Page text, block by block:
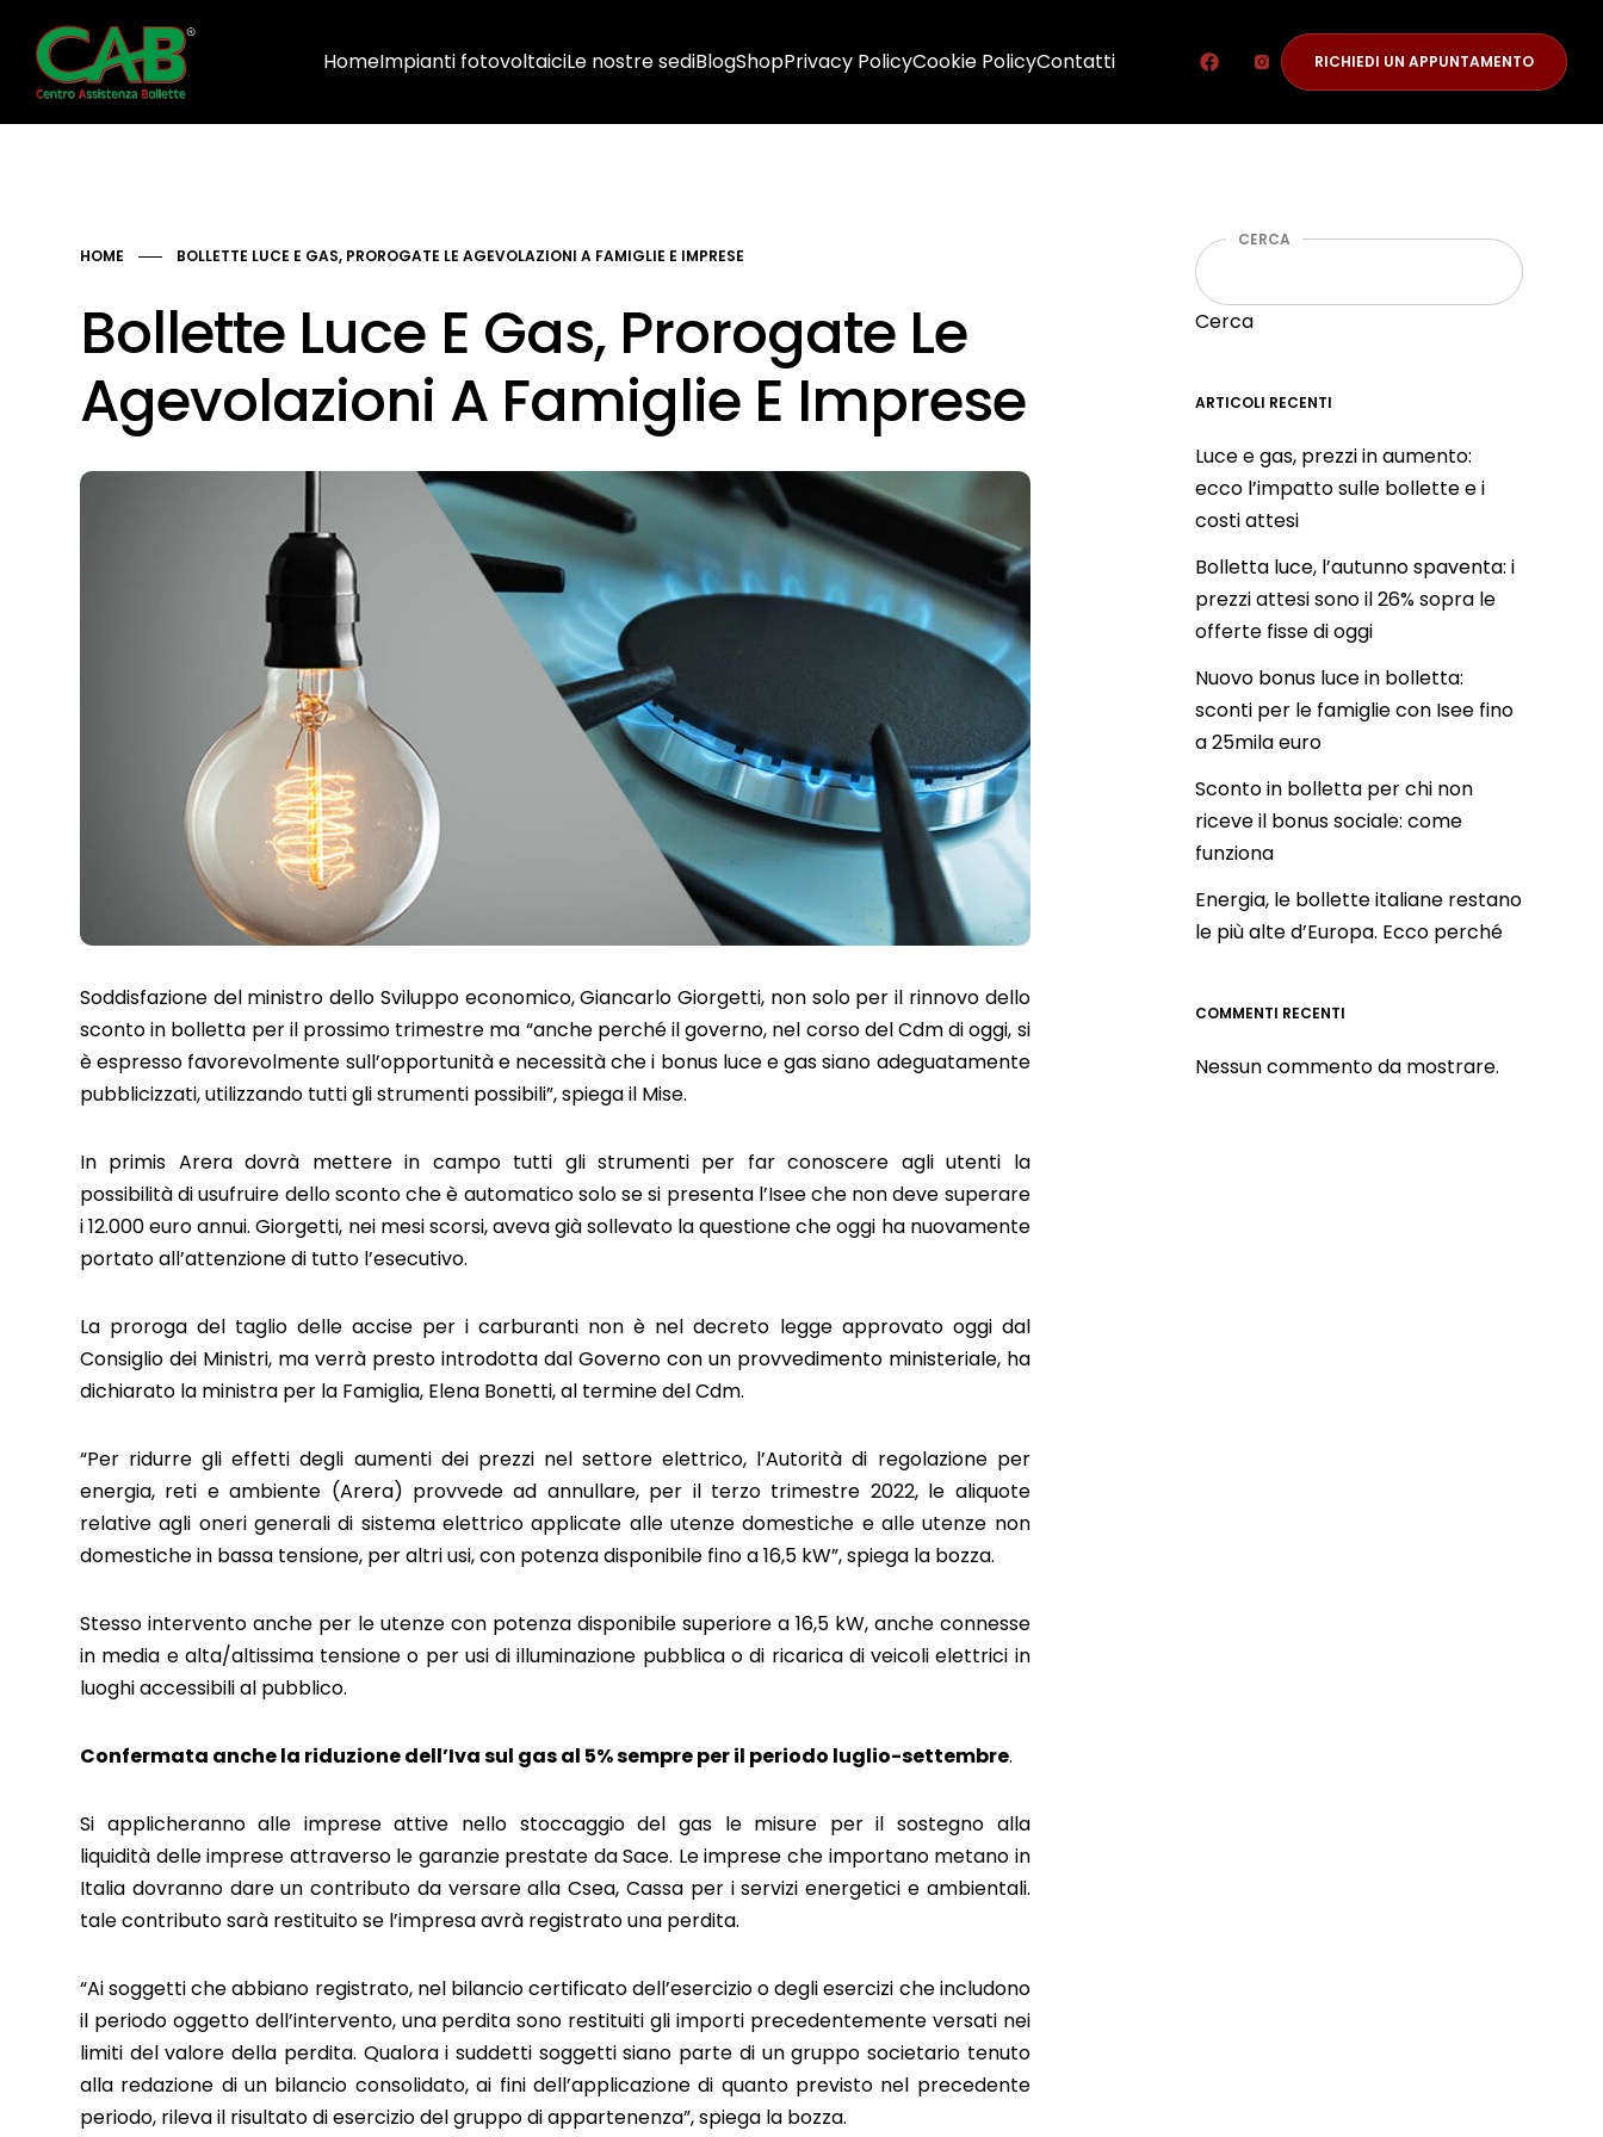
HomeImpianti fotovoltaiciLe nostre sediBlogShopPrivacy PolicyCookie PolicyContatti RICHIEDI UN APPUNTAMENTO
HOME BOLLETTE LUCE E GAS, PROROGATE LE AGEVOLAZIONI A FAMIGLIE E IMPRESE
Bollette Luce E Gas, Prorogate Le
Agevolazioni A Famiglie E Imprese
Soddisfazione del ministro dello Sviluppo economico, Giancarlo Giorgetti, non solo per il rinnovo dello
sconto in bolletta per il prossimo trimestre ma “anche perché il governo, nel corso del Cdm di oggi, si
è espresso favorevolmente sull’opportunità e necessità che i bonus luce e gas siano adeguatamente
pubblicizzati, utilizzando tutti gli strumenti possibili”, spiega il Mise.
In primis Arera dovrà mettere in campo tutti gli strumenti per far conoscere agli utenti la
possibilità di usufruire dello sconto che è automatico solo se si presenta l’Isee che non deve superare
i 12.000 euro annui. Giorgetti, nei mesi scorsi, aveva già sollevato la questione che oggi ha nuovamente
portato all’attenzione di tutto l’esecutivo.
La proroga del taglio delle accise per i carburanti non è nel decreto legge approvato oggi dal
Consiglio dei Ministri, ma verrà presto introdotta dal Governo con un provvedimento ministeriale, ha
dichiarato la ministra per la Famiglia, Elena Bonetti, al termine del Cdm.
“Per ridurre gli effetti degli aumenti dei prezzi nel settore elettrico, l’Autorità di regolazione per
energia, reti e ambiente (Arera) provvede ad annullare, per il terzo trimestre 2022, le aliquote
relative agli oneri generali di sistema elettrico applicate alle utenze domestiche e alle utenze non
domestiche in bassa tensione, per altri usi, con potenza disponibile fino a 16,5 kW”, spiega la bozza.
Stesso intervento anche per le utenze con potenza disponibile superiore a 16,5 kW, anche connesse
in media e alta/altissima tensione o per usi di illuminazione pubblica o di ricarica di veicoli elettrici in
luoghi accessibili al pubblico.
Confermata anche la riduzione dell’Iva sul gas al 5% sempre per il periodo luglio-settembre.
Si applicheranno alle imprese attive nello stoccaggio del gas le misure per il sostegno alla
liquidità delle imprese attraverso le garanzie prestate da Sace. Le imprese che importano metano in
Italia dovranno dare un contributo da versare alla Csea, Cassa per i servizi energetici e ambientali.
tale contributo sarà restituito se l’impresa avrà registrato una perdita.
“Ai soggetti che abbiano registrato, nel bilancio certificato dell’esercizio o degli esercizi che includono
il periodo oggetto dell’intervento, una perdita sono restituiti gli importi precedentemente versati nei
limiti del valore della perdita. Qualora i suddetti soggetti siano parte di un gruppo societario tenuto
alla redazione di un bilancio consolidato, ai fini dell’applicazione di quanto previsto nel precedente
periodo, rileva il risultato di esercizio del gruppo di appartenenza”, spiega la bozza.
CERCA
Cerca
ARTICOLI RECENTI
Luce e gas, prezzi in aumento:
ecco l’impatto sulle bollette e i
costi attesi
Bolletta luce, l’autunno spaventa: i
prezzi attesi sono il 26% sopra le
offerte fisse di oggi
Nuovo bonus luce in bolletta:
sconti per le famiglie con Isee fino
a 25mila euro
Sconto in bolletta per chi non
riceve il bonus sociale: come
funziona
Energia, le bollette italiane restano
le più alte d’Europa. Ecco perché
COMMENTI RECENTI
Nessun commento da mostrare.